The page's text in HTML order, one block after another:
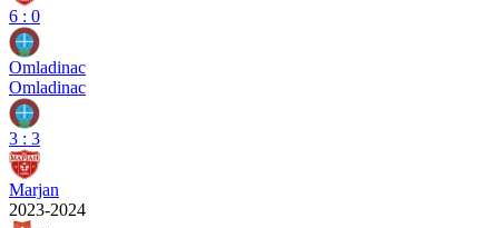
6 : 0
Omladinac
Omladinac
3 : 3
Marjan
2023-2024